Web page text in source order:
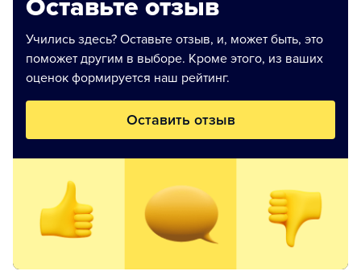
Оставьте отзыв
Учились здесь? Оставьте отзыв, и, может быть, это
поможет другим в выборе. Кроме этого, из ваших
оценок формируется наш рейтинг.
Оставить отзыв